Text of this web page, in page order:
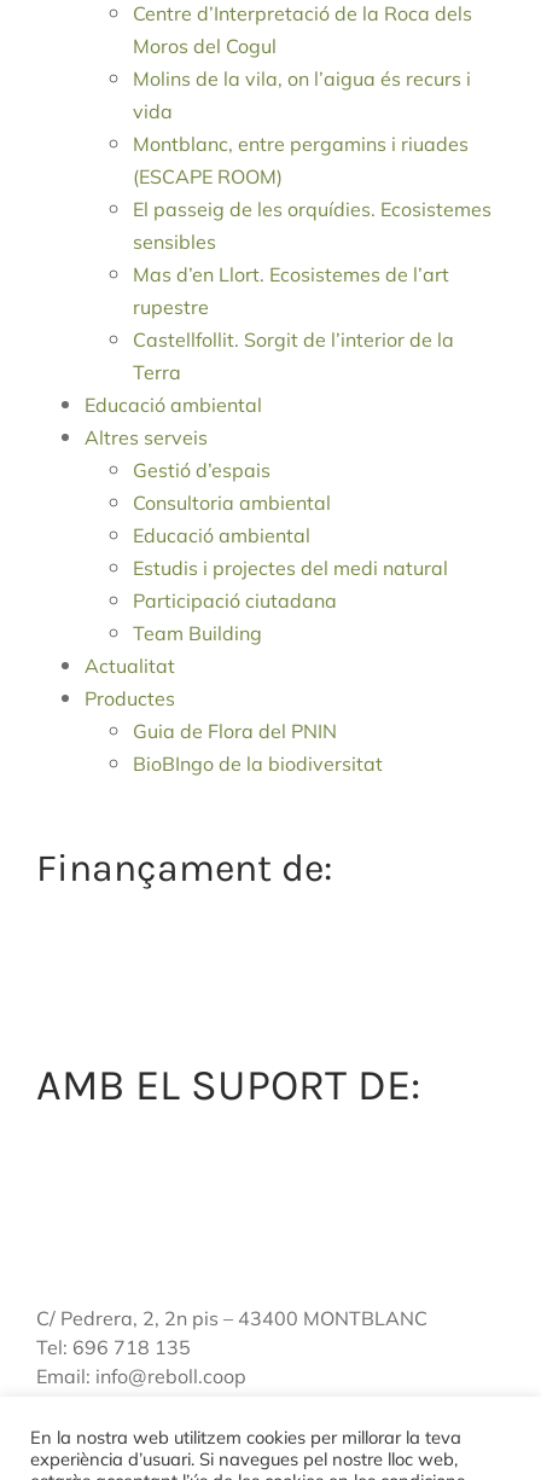
Centre d’Interpretació de la Roca dels
Moros del Cogul
Molins de la vila, on l’aigua és recurs i
vida
Montblanc, entre pergamins i riuades
(ESCAPE ROOM)
El passeig de les orquídies. Ecosistemes
sensibles
Mas d’en Llort. Ecosistemes de l’art
rupestre
Castellfollit. Sorgit de l’interior de la
Terra
Educació ambiental
Altres serveis
Gestió d’espais
Consultoria ambiental
Educació ambiental
Estudis i projectes del medi natural
Participació ciutadana
Team Building
Actualitat
Productes
Guia de Flora del PNIN
BioBIngo de la biodiversitat
Finançament de:
AMB EL SUPORT DE:
C/ Pedrera, 2, 2n pis – 43400 MONTBLANC
Tel: 696 718 135
Email: info@reboll.coop
En la nostra web utilitzem cookies per millorar la teva
experiència d’usuari. Si navegues pel nostre lloc web,